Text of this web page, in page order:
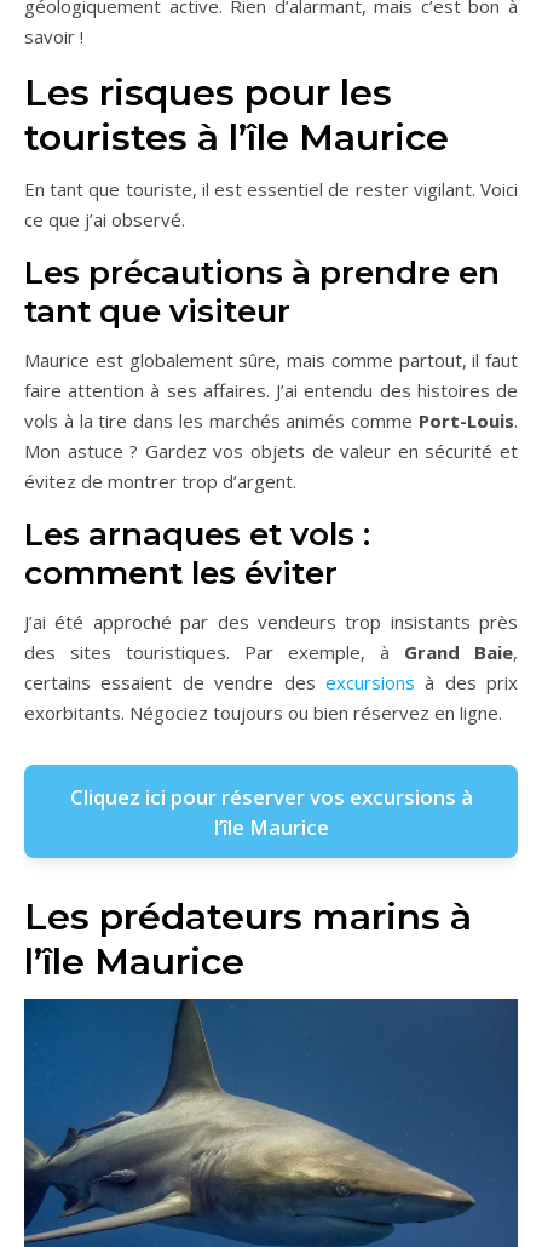
géologiquement active. Rien d’alarmant, mais c’est bon à
savoir !
Les risques pour les
touristes à l’île Maurice
En tant que touriste, il est essentiel de rester vigilant. Voici
ce que j’ai observé.
Les précautions à prendre en
tant que visiteur
Maurice est globalement sûre, mais comme partout, il faut
faire attention à ses affaires. J’ai entendu des histoires de
vols à la tire dans les marchés animés comme Port-Louis.
Mon astuce ? Gardez vos objets de valeur en sécurité et
évitez de montrer trop d’argent.
Les arnaques et vols :
comment les éviter
J’ai été approché par des vendeurs trop insistants près
des sites touristiques. Par exemple, à Grand Baie,
certains essaient de vendre des excursions à des prix
exorbitants. Négociez toujours ou bien réservez en ligne.
Cliquez ici pour réserver vos excursions à
l’île Maurice
Les prédateurs marins à
l’île Maurice